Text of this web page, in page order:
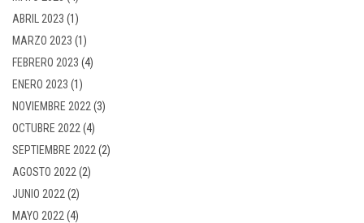
ABRIL 2023 (1)
MARZO 2023 (1)
FEBRERO 2023 (4)
ENERO 2023 (1)
NOVIEMBRE 2022 (3)
OCTUBRE 2022 (4)
SEPTIEMBRE 2022 (2)
AGOSTO 2022 (2)
JUNIO 2022 (2)
MAYO 2022 (4)